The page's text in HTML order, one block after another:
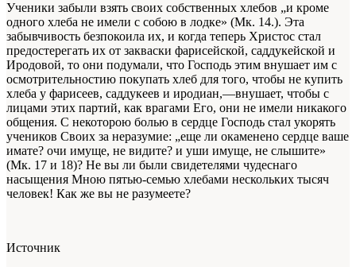
Ученики забыли взять своих собственных хлебов „и кроме
одного хлеба не имели с собою в лодке» (Мк. 14.). Эта
забывчивость безпокоила их, и когда теперь Христос стал
предостерегать их от закваски фарисейской, саддукейской и
Иродовой, то они подумали, что Господь этим внушает им с
осмотрительностию покупать хлеб для того, чтобы не купить
хлеба у фарисеев, саддукеев и иродиан,—внушает, чтобы с
лицами этих партий, как врагами Его, они не имели никакого
общения. С некоторою болью в сердце Господь стал укорять
учеников Своих за неразумие: „еще ли окаменено сердце ваше
имате? очи имуще, не видите? и уши имуще, не слышите»
(Мк. 17 и 18)? Не вы ли были свидетелями чудеснаго
насыщения Мною пятью-семью хлебами нескольких тысяч
человек! Как же вы не разумеете?
Источник